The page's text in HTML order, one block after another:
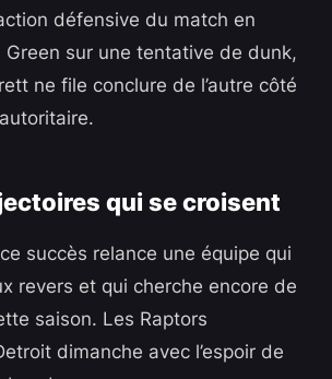
défensive du match en
Green sur une tentative de dunk,
ne file conclure de l’autre côté
qui se croisent
succès relance une équipe qui
revers et qui cherche encore de
saison. Les Raptors
dimanche avec l’espoir de